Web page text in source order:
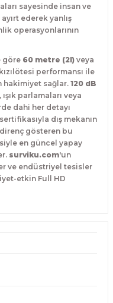
sayesinde insan ve
ederek yanlış
operasyonlarının
göre 60 metre (2I) veya
performansı ile
hakimiyet sağlar.120 dB
parlamaları veya
dahi her detayı
sertifikasıyla dış mekanın
gösteren bu
en güncel yapay
surviku.com'un
ve endüstriyel tesisler
etkin Full HD